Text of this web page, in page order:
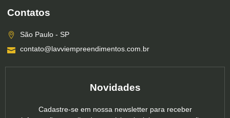
Contatos
São Paulo - SP
contato@lavviempreendimentos.com.br
Novidades
Cadastre-se em nossa newsletter para receber